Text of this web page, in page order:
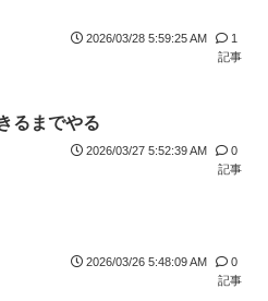
2026/03/28 5:59:25 AM
1
記事
るまでやる
2026/03/27 5:52:39 AM
0
記事
2026/03/26 5:48:09 AM
0
記事